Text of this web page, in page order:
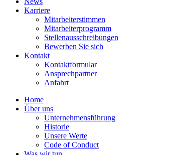
Karriere
Mitarbeiterstimmen
Mitarbeiterprogramm
Stellenausschreibungen
Bewerben Sie sich
Kontakt
Kontaktformular
Ansprechpartner
Anfahrt
Home
Über uns
Unternehmensführung
Historie
Unsere Werte
Code of Conduct